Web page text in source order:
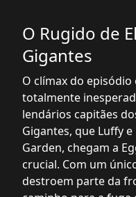
O Rugido de
Gigantes
O clímax do
totalmente
lendários capitães
Gigantes, que Luffy
Garden, chegam a
crucial. Com um
destroem parte da